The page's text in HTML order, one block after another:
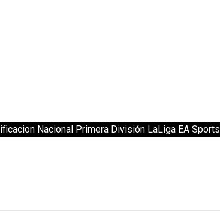
Nacional Primera División LaLiga EA Sports